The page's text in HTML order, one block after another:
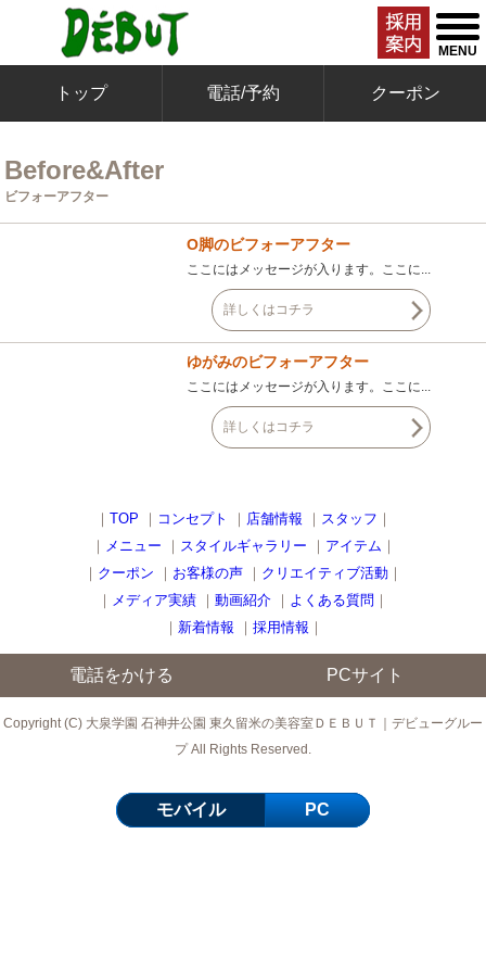
MENU
トップ 電話/予約 クーポン
Before&After
ビフォーアフター
O脚のビフォーアフター
ここにはメッセージが入ります。ここに...
詳しくはコチラ
ゆがみのビフォーアフター
ここにはメッセージが入ります。ここに...
詳しくはコチラ
｜ TOP ｜ コンセプト ｜ 店舗情報 ｜ スタッフ ｜
｜ メニュー ｜ スタイルギャラリー ｜ アイテム ｜
｜ クーポン ｜ お客様の声 ｜ クリエイティブ活動 ｜
｜ メディア実績 ｜ 動画紹介 ｜ よくある質問 ｜
｜ 新着情報 ｜ 採用情報 ｜
電話をかける PCサイト
Copyright (C) 大泉学園 石神井公園 東久留米の美容室ＤＥＢＵＴ｜デビューグルー
プ All Rights Reserved.
モバイル PC